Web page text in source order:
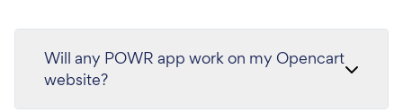
Will any POWR app work on my Opencart
website?